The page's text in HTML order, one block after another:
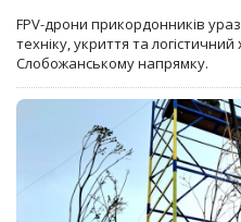
FPV-дрони прикордонників
техніку, укриття та
Слобожанському напрямку.